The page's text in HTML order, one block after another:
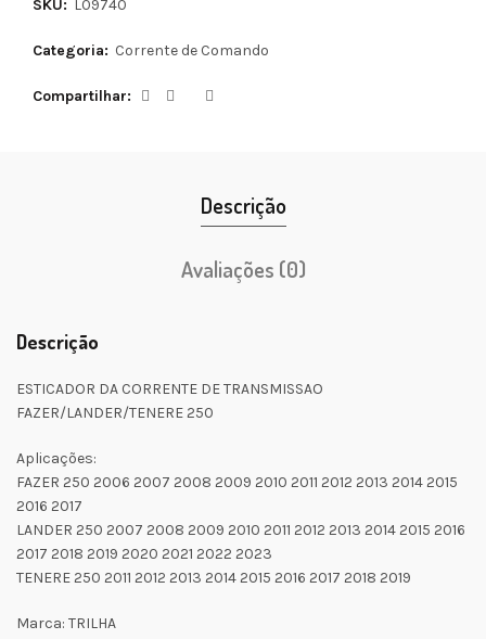
SKU: L09740
Categoria: Corrente de Comando
Compartilhar
Descrição
Avaliações (0)
Descrição
ESTICADOR DA CORRENTE DE TRANSMISSAO
FAZER/LANDER/TENERE 250
Aplicações:
FAZER 250 2006 2007 2008 2009 2010 2011 2012 2013 2014 2015
2016 2017
LANDER 250 2007 2008 2009 2010 2011 2012 2013 2014 2015 2016
2017 2018 2019 2020 2021 2022 2023
TENERE 250 2011 2012 2013 2014 2015 2016 2017 2018 2019
Marca: TRILHA